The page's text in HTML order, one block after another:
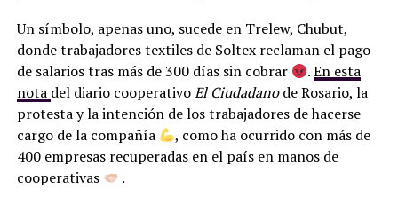
Un símbolo, apenas uno, sucede en Trelew, Chubut,
donde trabajadores textiles de Soltex reclaman el pago
de salarios tras más de 300 días sin cobrar
.En esta
nota del diario cooperativoEl Ciudadanode Rosario, la
protesta y la intención de los trabajadores de hacerse
cargo de la compañía
, como ha ocurrido con más de
400 empresas recuperadas en el país en manos de
cooperativas
.